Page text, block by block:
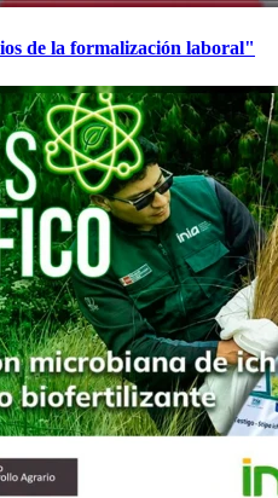
de la formalización laboral"